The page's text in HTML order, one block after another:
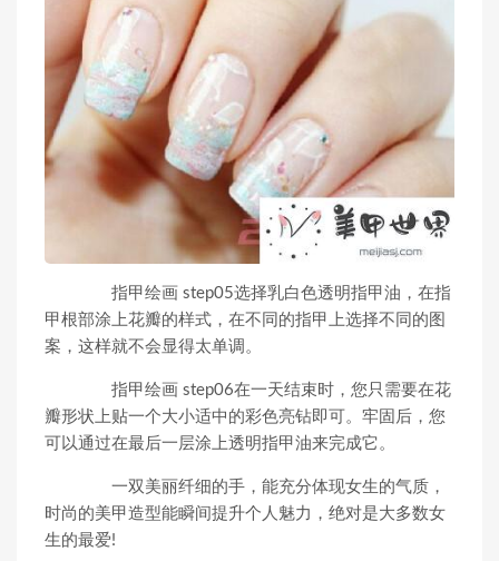
指甲绘画 step05选择乳白色透明指甲油，在指
甲根部涂上花瓣的样式，在不同的指甲上选择不同的图
案，这样就不会显得太单调。
指甲绘画 step06在一天结束时，您只需要在花
瓣形状上贴一个大小适中的彩色亮钻即可。牢固后，您
可以通过在最后一层涂上透明指甲油来完成它。
一双美丽纤细的手，能充分体现女生的气质，
时尚的美甲造型能瞬间提升个人魅力，绝对是大多数女
生的最爱!